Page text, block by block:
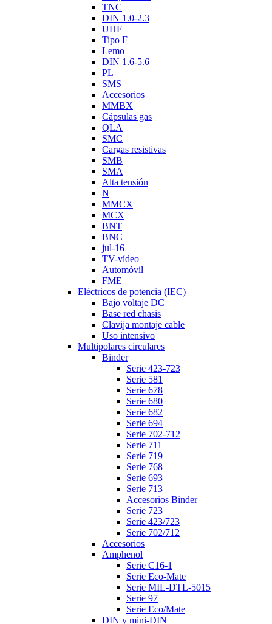
TNC
DIN 1.0-2.3
UHF
Tipo F
Lemo
DIN 1.6-5.6
PL
SMS
Accesorios
MMBX
Cápsulas gas
QLA
SMC
Cargas resistivas
SMB
SMA
Alta tensión
N
MMCX
MCX
BNT
BNC
jul-16
TV-vídeo
Automóvil
FME
Eléctricos de potencia (IEC)
Bajo voltaje DC
Base red chasis
Clavija montaje cable
Uso intensivo
Multipolares circulares
Binder
Serie 423-723
Serie 581
Serie 678
Serie 680
Serie 682
Serie 694
Serie 702-712
Serie 711
Serie 719
Serie 768
Serie 693
Serie 713
Accesorios Binder
Serie 723
Serie 423/723
Serie 702/712
Accesorios
Amphenol
Serie C16-1
Serie Eco-Mate
Serie MIL-DTL-5015
Serie 97
Serie Eco/Mate
DIN y mini-DIN